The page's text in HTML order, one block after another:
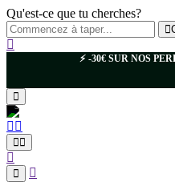
Qu'est-ce que tu cherches?
⚡️ -30€ SUR NOS